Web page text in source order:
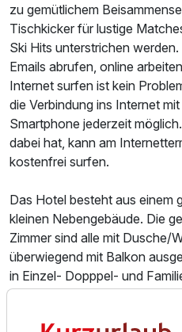
Doppelzimmer Komfort
2 Erwachsene und 2 Kinder
zu gemütlichem
Tischkicker für lustige
Ski Hits unterstrichen werden.
Emails abrufen, online
Internet surfen ist kein
die Verbindung ins Internet
Smartphone jederzeit
dabei hat, kann am
kostenfrei surfen.
Das Hotel besteht aus einem
kleinen Nebengebäude. Die
Zimmer sind alle mit Dusche/
überwiegend mit Balkon
in Einzel- Dopppel- und
Tiroler Stil eingerichtet und